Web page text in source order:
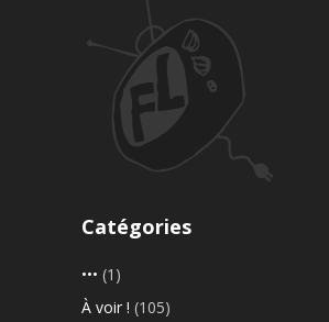
Catégories
••• (1)
À voir ! (105)